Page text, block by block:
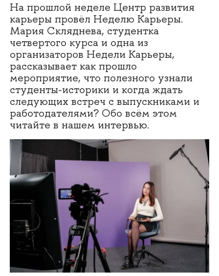
На прошлой неделе Центр развития
карьеры провёл Неделю Карьеры.
Мария Скляднева, студентка
четвертого курса и одна из
организаторов Недели Карьеры,
рассказывает как прошло
мероприятие, что полезного узнали
студенты-историки и когда ждать
следующих встреч с выпускниками и
работодателями? Обо всём этом
читайте в нашем интервью.